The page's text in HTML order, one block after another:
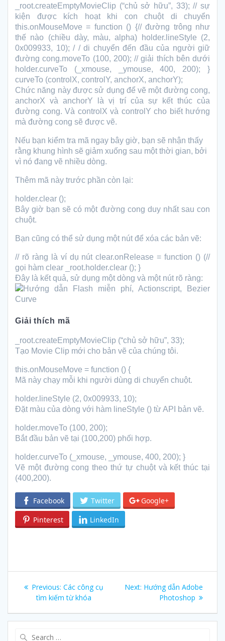
_root.createEmptyMovieClip (“chủ sở hữu”, 33); // sự
kiện được kích hoạt khi con chuột di chuyển
this.onMouseMove = function () {// đường trông như
thế nào (chiều dày, màu, alpha) holder.lineStyle (2,
0x009933, 10); / / di chuyển đến đầu của người giữ
đường cong.moveTo (100, 200); // giải thích bên dưới
holder.curveTo (_xmouse, _ymouse, 400, 200); }
curveTo (controlX, controlY, anchorX, anchorY);
Chức năng này được sử dụng để vẽ một đường cong,
anchorX và anchorY là vị trí của sự kết thúc của
đường cong. Và controlX và controlY cho biết hướng
mà đường cong sẽ được vẽ.
Nếu bạn kiểm tra mã ngay bây giờ, bạn sẽ nhận thấy
rằng khung hình sẽ giảm xuống sau một thời gian, bởi
vì nó đang vẽ nhiều dòng.
Thêm mã này trước phần còn lại:
holder.clear ();
Bây giờ bạn sẽ có một đường cong duy nhất sau con
chuột.
Bạn cũng có thể sử dụng một nút để xóa các bản vẽ:
// rõ ràng là ví dụ nút clear.onRelease = function () (//
gọi hàm clear _root.holder.clear (); }
Đây là kết quả, sử dụng một dòng và một nút rõ ràng:
Giải thích mã
_root.createEmptyMovieClip (“chủ sở hữu”, 33);
Tạo Movie Clip mới cho bản vẽ của chúng tôi.
this.onMouseMove = function () {
Mã này chạy mỗi khi người dùng di chuyển chuột.
holder.lineStyle (2, 0x009933, 10);
Đặt màu của dòng với hàm lineStyle () từ API bản vẽ.
holder.moveTo (100, 200);
Bắt đầu bản vẽ tại (100,200) phối hợp.
holder.curveTo (_xmouse, _ymouse, 400, 200); }
Vẽ một đường cong theo thứ tự chuột và kết thúc tại
(400,200).
Facebook Twitter
Google+
Pinterest
LinkedIn
Post
navigation
Previous: Previous
post:
Các công cụ
tìm kiếm từ khóa
Next: Next
Hướng dẫn Adobe
Photoshop